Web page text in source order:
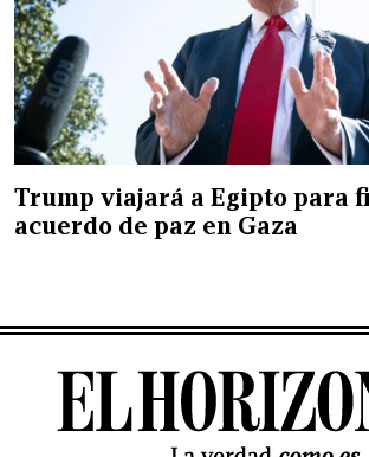
Trump viajará a Egipto para
acuerdo de paz en Gaza